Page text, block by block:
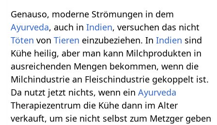
Genauso, moderne Strömungen in dem
Ayurveda, auch inIndien, versuchen das nicht
Töten vonTieren einzubeziehen. InIndien sind
Kühe heilig, aber man kann Milchprodukten in
ausreichenden Mengen bekommen, wenn die
Milchindustrie an Fleischindustrie gekoppelt ist.
Da nutzt jetzt nichts, wenn einAyurveda
Therapiezentrum die Kühe dann im Alter
verkauft, um sie nicht selbst zum Metzger geben